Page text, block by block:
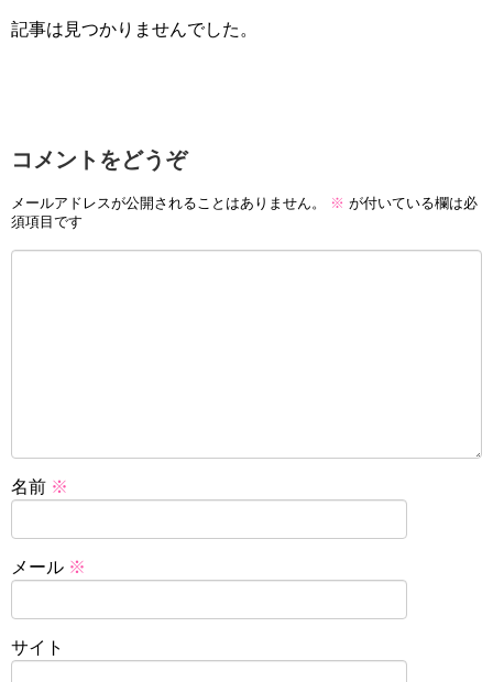
記事は見つかりませんでした。
コメントをどうぞ
メールアドレスが公開されることはありません。 ※ が付いている欄は必
須項目です
名前 ※
メール ※
サイト